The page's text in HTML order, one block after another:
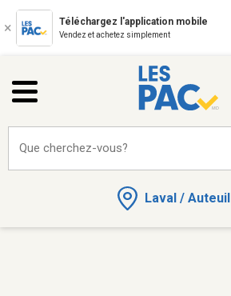
Téléchargez l'application mobile
Vendez et achetez simplement
Laval / Auteuil
Que cherchez-vous?